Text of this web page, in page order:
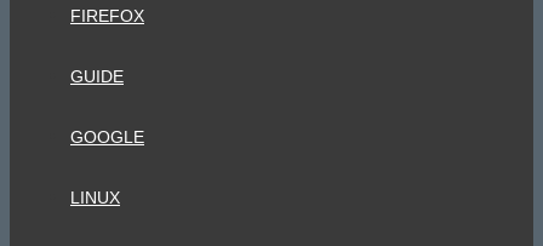
FIREFOX
GUIDE
GOOGLE
LINUX